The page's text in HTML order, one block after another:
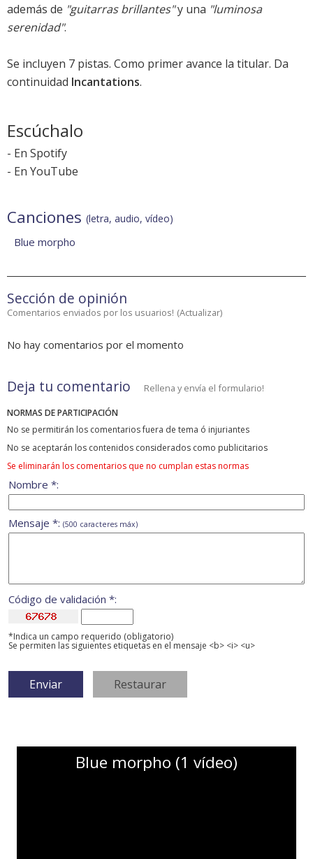
además de "guitarras brillantes"y una "luminosa
serenidad".
Se incluyen 7 pistas. Como primer avance la titular. Da
continuidad Incantations.
Escúchalo
- En Spotify
- En YouTube
Canciones (letra, audio, vídeo)
Blue morpho
Sección de opinión
Comentarios enviados por los usuarios! (Actualizar)
No hay comentarios por el momento
Deja tu comentario Rellena y envía el formulario!
NORMAS DE PARTICIPACIÓN
No se permitirán los comentarios fuera de tema ó injuriantes
No se aceptarán los contenidos considerados como publicitarios
Se eliminarán los comentarios que no cumplan estas normas
Nombre *:
Mensaje *: (500 caracteres máx)
Código de validación *:
*Indica un campo requerido (obligatorio)
Se permiten las siguientes etiquetas en el mensaje <b> <i> <u>
Blue morpho (1 vídeo)